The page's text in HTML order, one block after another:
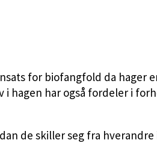
for biofangfold da hager
hagen har også fordeler i
de skiller seg fra